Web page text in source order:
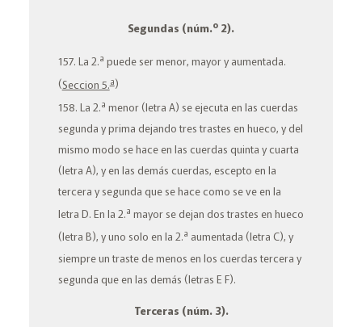
Segundas (núm.o 2).
157. La 2.a puede sermenor, mayory aumentada.
(Seccion 5.a)
158. La 2.a menor(letra A) se ejecuta en las cuerdas
segunda yprima dejando tres trastes en hueco, y del
mismo modo se hace en las cuerdas quinta ycuarta
(letra A), y en las demás cuerdas, escepto en la
tercera ysegunda que se hace como se ve en la
letra D. En la 2.a mayorse dejan dos trastes en hueco
(letra B), y uno solo en la 2.a aumentada (letra C), y
siempre un traste de menos en los cuerdas tercera y
segunda que en las demás (letras E F).
Terceras (núm. 3).